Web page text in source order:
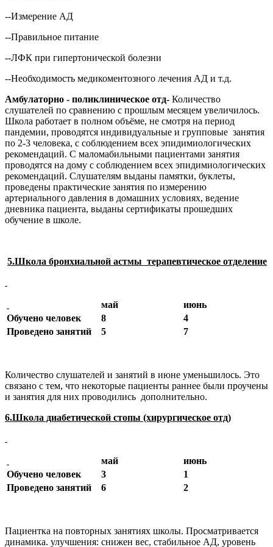
--Измерение АД
--Правильное питание
--ЛФК при гипертонической болезни
--Необходимость медикоментозного лечения АД и т.д.
Амбулаторно - поликлиническое отд- Количество
слушателей по сравнению с прошлым месяцем увеличилось.
Школа работает в полном объёме, не смотря на период
пандемии, проводятся индивидуальные и групповые занятия
по 2-3 человека, с соблюдением всех эпидимиологических
рекомендаций. С маломабильными пациентами занятия
проводятся на дому с соблюдением всех эпидимиологических
рекомендаций. Слушателям выданы памятки, буклеты,
проведены практические занятия по измерению
артериального давления в домашних условиях, ведение
дневника пациента, выданы сертификаты прошедших
обучение в школе.
5.Школа бронхиальной астмы терапевтическое отделение
май
июнь
Обучено человек
8
4
Проведено занятий
5 7
Количество слушателей и занятий в июне уменьшилось. Это
связано с тем, что некоторые пациенты раннее были проучены
и занятия для них проводились дополнительно.
6.Школа диабетической стопы (хирургическое отд)
май
июнь
Обучено человек
3
1
Проведено занятий
6 2
Пациентка на повторных занятиях школы. Просматривается
динамика. улучшения: снижен вес, стабильное АД, уровень